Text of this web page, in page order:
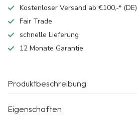
Kostenloser Versand ab €100,-* (DE)
Fair Trade
schnelle Lieferung
12 Monate Garantie
Produktbeschreibung
Eigenschaften